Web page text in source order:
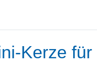
Kerze für